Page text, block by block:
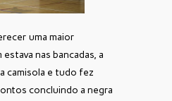
uma maior
nas bancadas, a
camisola e tudo fez
concluindo a negra